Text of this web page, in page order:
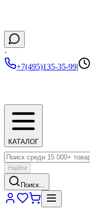
·
+7(495)135-35-99|
КАТАЛОГ
Найти
Поиск...